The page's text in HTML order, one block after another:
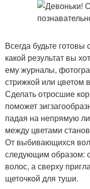
Всегда будьте готовы
какой результат вы
ему журналы,
стрижкой или цветом
Сделать отросшие
поможет
падая на непрямую
между цветами
От выбивающихся
следующим образом:
волос, а сверху
щеточкой для туши.